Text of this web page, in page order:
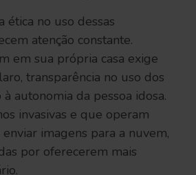
ética no uso dessas
atenção constante.
em sua própria casa exige
transparência no uso dos
autonomia da pessoa idosa.
invasivas e que operam
imagens para a nuvem,
por oferecerem mais